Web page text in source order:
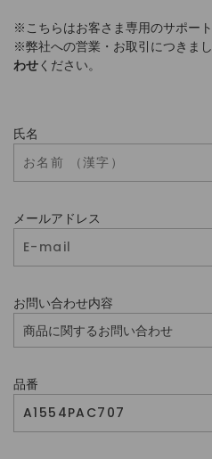
※こちらはお客さま専用のサポート
※弊社への営業・お取引につきま
わせください。
氏名
メールアドレス
お問い合わせ内容
品番